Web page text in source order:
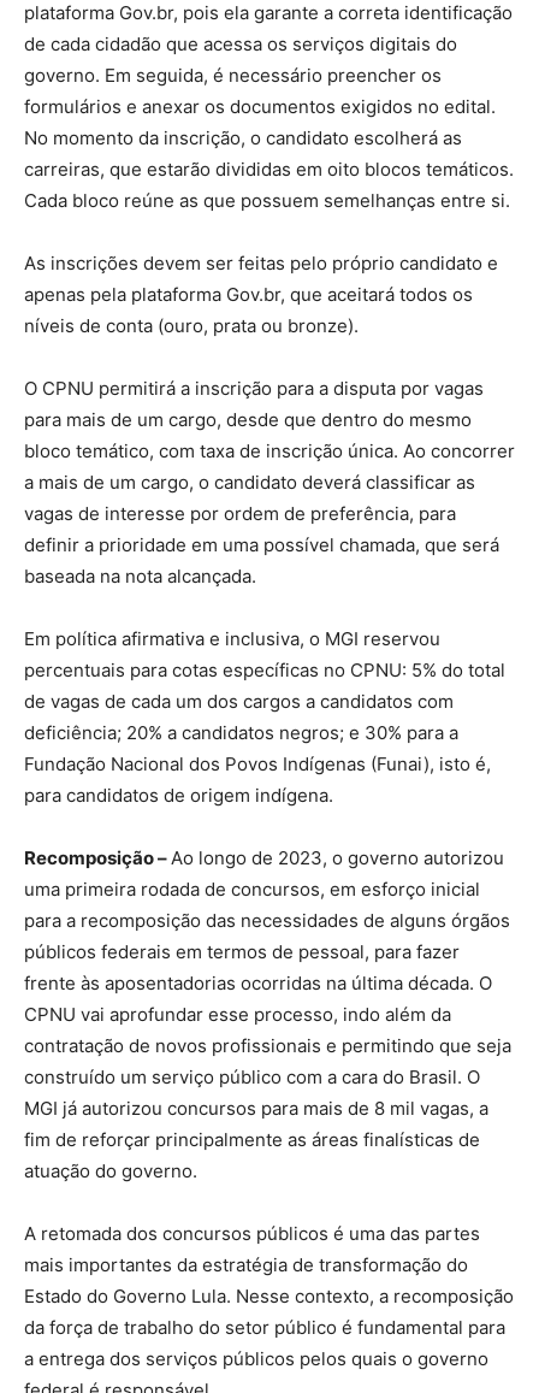
plataforma Gov.br, pois ela garante a correta identificação
de cada cidadão que acessa os serviços digitais do
governo. Em seguida, é necessário preencher os
formulários e anexar os documentos exigidos no edital.
No momento da inscrição, o candidato escolherá as
carreiras, que estarão divididas em oito blocos temáticos.
Cada bloco reúne as que possuem semelhanças entre si.
As inscrições devem ser feitas pelo próprio candidato e
apenas pela plataforma Gov.br, que aceitará todos os
níveis de conta (ouro, prata ou bronze).
O CPNU permitirá a inscrição para a disputa por vagas
para mais de um cargo, desde que dentro do mesmo
bloco temático, com taxa de inscrição única. Ao concorrer
a mais de um cargo, o candidato deverá classificar as
vagas de interesse por ordem de preferência, para
definir a prioridade em uma possível chamada, que será
baseada na nota alcançada.
Em política afirmativa e inclusiva, o MGI reservou
percentuais para cotas específicas no CPNU: 5% do total
de vagas de cada um dos cargos a candidatos com
deficiência; 20% a candidatos negros; e 30% para a
Fundação Nacional dos Povos Indígenas (Funai), isto é,
para candidatos de origem indígena.
Recomposição –Ao longo de 2023, o governo autorizou
uma primeira rodada de concursos, em esforço inicial
para a recomposição das necessidades de alguns órgãos
públicos federais em termos de pessoal, para fazer
frente às aposentadorias ocorridas na última década. O
CPNU vai aprofundar esse processo, indo além da
contratação de novos profissionais e permitindo que seja
construído um serviço público com a cara do Brasil. O
MGI já autorizou concursos para mais de 8 mil vagas, a
fim de reforçar principalmente as áreas finalísticas de
atuação do governo.
A retomada dos concursos públicos é uma das partes
mais importantes da estratégia de transformação do
Estado do Governo Lula. Nesse contexto, a recomposição
da força de trabalho do setor público é fundamental para
a entrega dos serviços públicos pelos quais o governo